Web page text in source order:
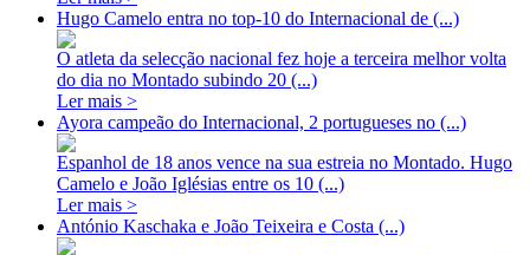
Hugo Camelo entra no top-10 do Internacional de (...)
O atleta da selecção nacional fez hoje a terceira melhor volta
do dia no Montado subindo 20 (...)
Ler mais >
Ayora campeão do Internacional, 2 portugueses no (...)
Espanhol de 18 anos vence na sua estreia no Montado. Hugo
Camelo e João Iglésias entre os 10 (...)
Ler mais >
António Kaschaka e João Teixeira e Costa (...)